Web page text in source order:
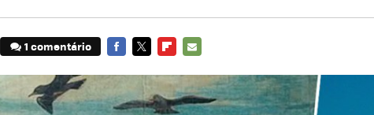
1 comentário
MAIL